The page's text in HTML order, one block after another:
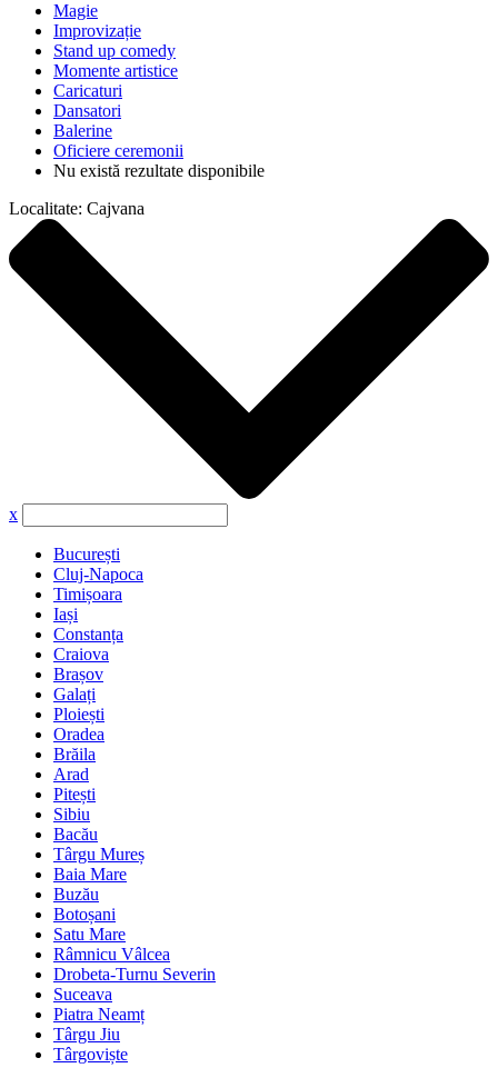
Magie
Improvizație
Stand up comedy
Momente artistice
Caricaturi
Dansatori
Balerine
Oficiere ceremonii
Nu există rezultate disponibile
Localitate: Cajvana
x
București
Cluj-Napoca
Timișoara
Iași
Constanța
Craiova
Brașov
Galați
Ploiești
Oradea
Brăila
Arad
Pitești
Sibiu
Bacău
Târgu Mureș
Baia Mare
Buzău
Botoșani
Satu Mare
Râmnicu Vâlcea
Drobeta-Turnu Severin
Suceava
Piatra Neamț
Târgu Jiu
Târgoviște